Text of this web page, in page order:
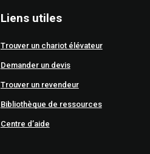
Liens utiles
Trouver un chariot élévateur
Demander un devis
Trouver un revendeur
Bibliothèque de ressources
Centre d’aide